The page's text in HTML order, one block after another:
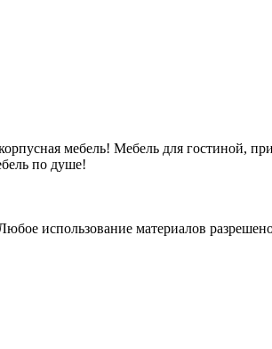
мебель! Мебель для гостиной,
по душе!
использование материалов